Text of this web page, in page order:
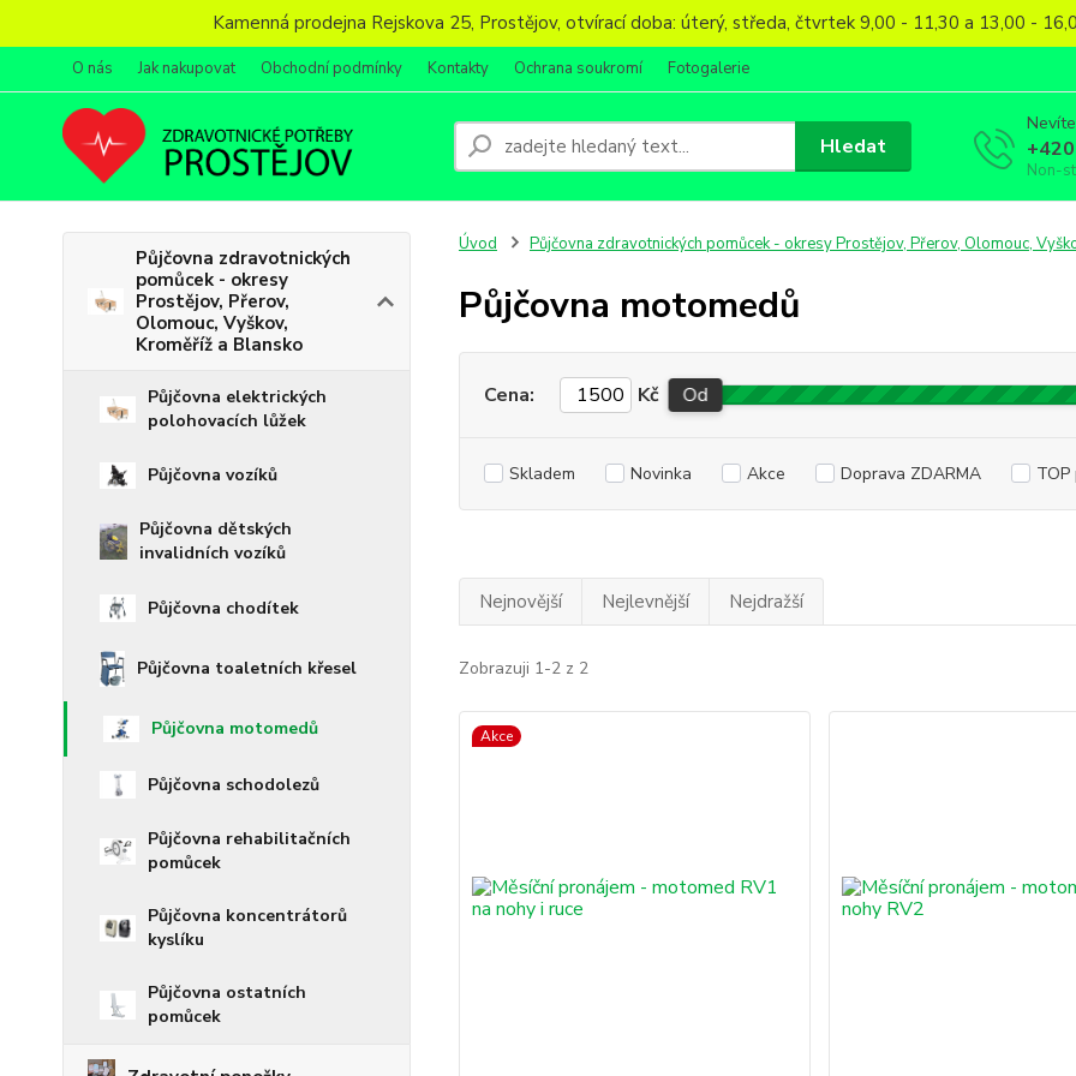
Kamenná prodejna Rejskova 25, Prostějov, otvírací doba: úterý, středa, čtvrtek 9,00 - 11,30 a 13,00 -
O nás Jak nakupovat Obchodní podmínky Kontakty Ochrana soukromí Fotogalerie
Hledat
Non-
Půjčovna zdravotnických
pomůcek - okresy
Prostějov, Přerov,
Olomouc, Vyškov,
Kroměříž a Blansko
Půjčovna elektrických
polohovacích lůžek
Půjčovna vozíků
Půjčovna dětských
invalidních vozíků
Půjčovna chodítek
Půjčovna toaletních křesel
Půjčovna motomedů
Půjčovna schodolezů
Půjčovna rehabilitačních
pomůcek
Půjčovna koncentrátorů
kyslíku
Půjčovna ostatních
pomůcek
Úvod Půjčovna zdravotnických pomůcek - okresy Prostějov, Přerov, Olomouc,
Půjčovna motomedů
Cena: Kč Od
Skladem Novinka Akce Doprava ZDARMA
Nejnovější Nejlevnější Nejdražší
Zobrazuji 1-2 z 2
Akce